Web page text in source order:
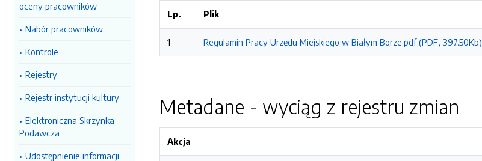
oceny pracowników
Nabór pracowników
Kontrole
Rejestry
Rejestr instytucji kultury
Elektroniczna Skrzynka
Podawcza
Udostępnienie informacji
Lp. Plik
1 Regulamin Pracy Urzędu Miejskiego w Białym Borze.pdf (PDF, 397.50Kb)
Metadane - wyciąg z rejestru zmian
Akcja